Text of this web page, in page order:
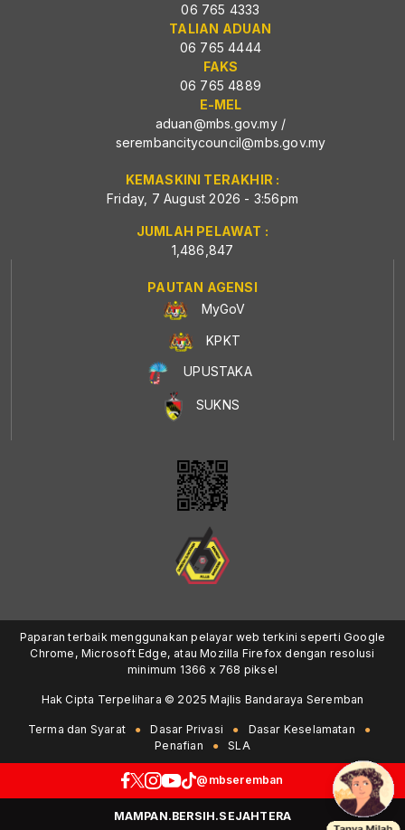
06 765 4333
TALIAN ADUAN
06 765 4444
FAKS
06 765 4889
E-MEL
aduan@mbs.gov.my/
serembancitycouncil@mbs.gov.my
KEMASKINI TERAKHIR :
Friday, 7 August 2026 - 3:56pm
JUMLAH PELAWAT :
1,486,847
PAUTAN AGENSI
MyGoV
KPKT
UPUSTAKA
SUKNS
Paparan terbaik menggunakan pelayar web terkini seperti Google
Chrome, Microsoft Edge, atau Mozilla Firefox dengan resolusi
minimum 1366 x 768 piksel
Hak Cipta Terpelihara © 2025 Majlis Bandaraya Seremban
Terma dan Syarat Dasar Privasi
Dasar Keselamatan
Penafian
SLA
@mbseremban
MAMPAN.BERSIH.SEJAHTERA